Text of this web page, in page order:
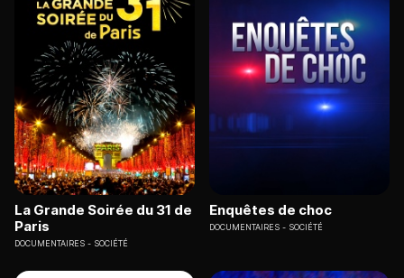
La Grande Soirée du 31 de
Paris
DOCUMENTAIRES SOCIÉTÉ
Enquêtes de choc
DOCUMENTAIRES SOCIÉTÉ